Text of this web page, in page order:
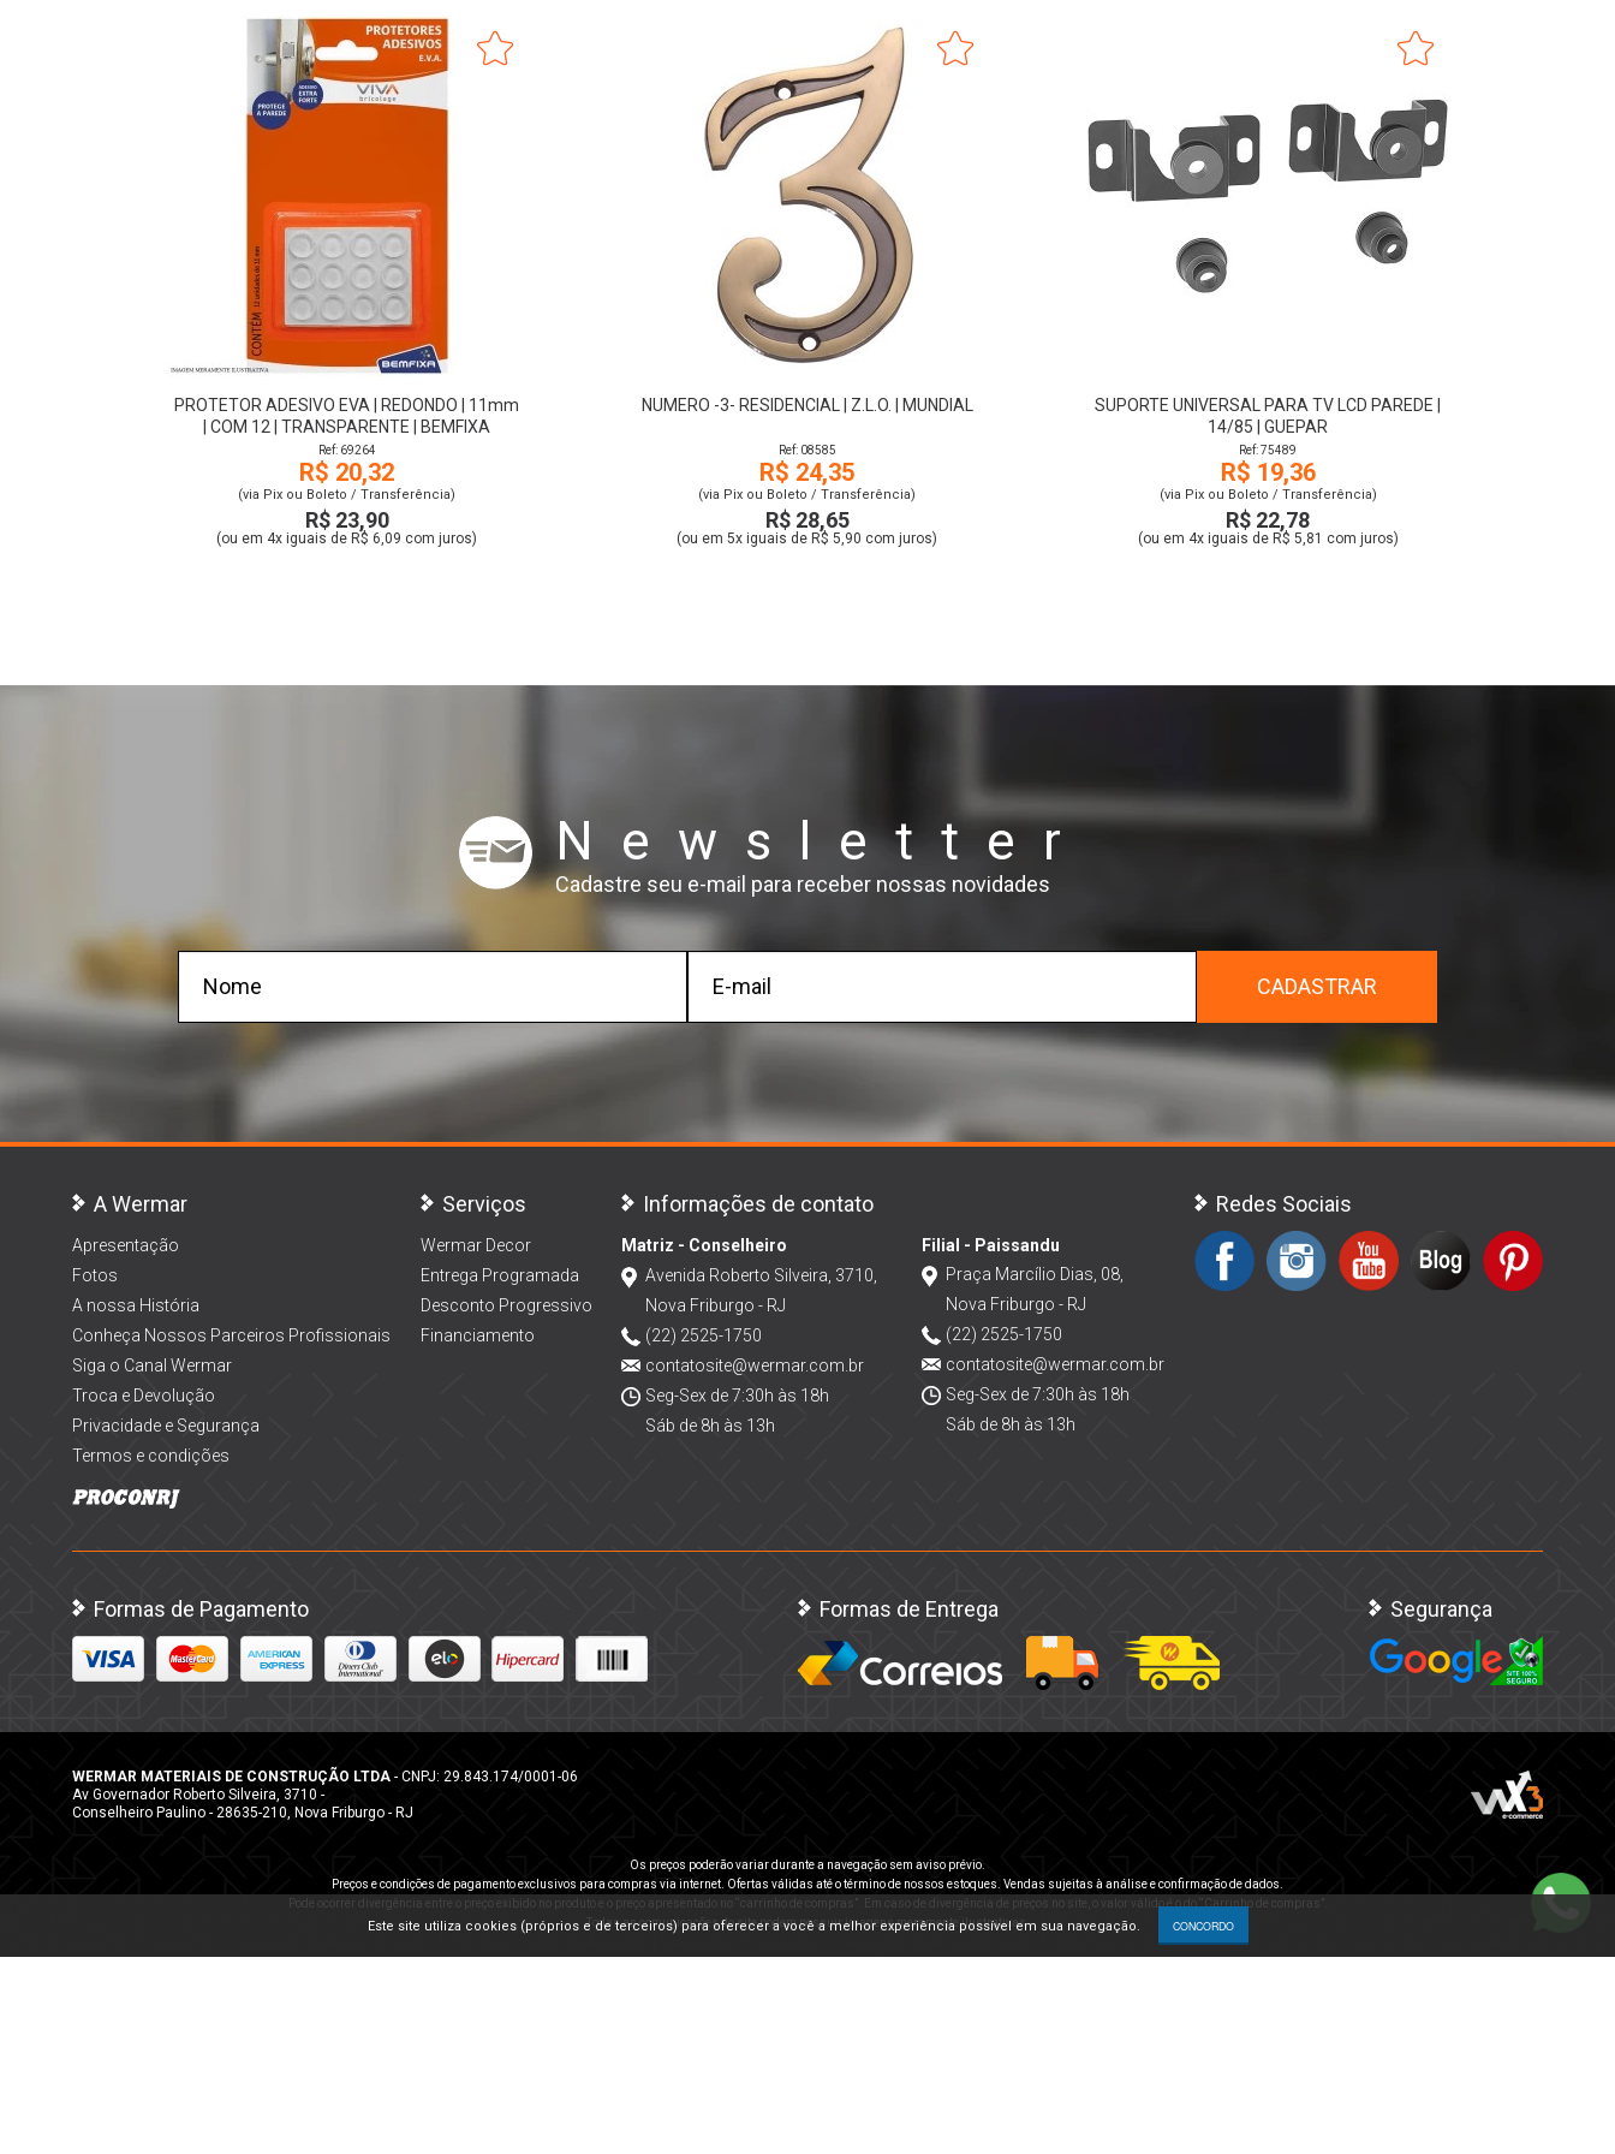
Este site utiliza cookies (próprios e de terceiros) para oferecer a você a melhor experiência possível em sua navegação. CONCORDO
PROTETOR ADESIVO EVA | REDONDO | 11mm
| COM 12 | TRANSPARENTE | BEMFIXA
Ref: 69264
R$ 20,32
(via Pix ou Boleto / Transferência)
R$ 23,90
(ou em 4x iguais de R$ 6,09 com juros)
NUMERO -3- RESIDENCIAL | Z.L.O. | MUNDIAL
Ref: 08585
R$ 24,35
(via Pix ou Boleto / Transferência)
R$ 28,65
(ou em 5x iguais de R$ 5,90 com juros)
SUPORTE UNIVERSAL PARA TV LCD PAREDE |
14/85 | GUEPAR
Ref: 75489
R$ 19,36
(via Pix ou Boleto / Transferência)
R$ 22,78
(ou em 4x iguais de R$ 5,81 com juros)
Newsletter
Cadastre seu e-mail para receber nossas novidades
CADASTRAR
A Wermar
Apresentação
Fotos
A nossa História
Conheça Nossos Parceiros Profissionais
Siga o Canal Wermar
Troca e Devolução
Privacidade e Segurança
Termos e condições
Serviços
Wermar Decor
Entrega Programada
Desconto Progressivo
Financiamento
Informações de contato
Matriz - Conselheiro
Avenida Roberto Silveira, 3710,
Nova Friburgo - RJ
(22) 2525-1750
contatosite@wermar.com.br
Seg-Sex de 7:30h às 18h
Sáb de 8h às 13h
Filial - Paissandu
Praça Marcílio Dias, 08,
Nova Friburgo - RJ
(22) 2525-1750
contatosite@wermar.com.br
Seg-Sex de 7:30h às 18h
Sáb de 8h às 13h
Redes Sociais
Formas de Pagamento Formas de Entrega Segurança
WERMAR MATERIAIS DE CONSTRUÇÃO LTDA - CNPJ: 29.843.174/0001-06
Av Governador Roberto Silveira, 3710 -
Conselheiro Paulino - 28635-210, Nova Friburgo - RJ
Os preços poderão variar durante a navegação sem aviso prévio.
Preços e condições de pagamento exclusivos para compras via internet. Ofertas válidas até o término de nossos estoques. Vendas sujeitas à análise e confirmação de dados.
Pode ocorrer divergência entre o preço exibido no produto e o preço apresentado no “carrinho de compras”. Em caso de divergência de preços no site, o valor válido é o do “Carrinho de compras”.
Todas as comunicações do site podem possuir imagens meramente ilustrativas.